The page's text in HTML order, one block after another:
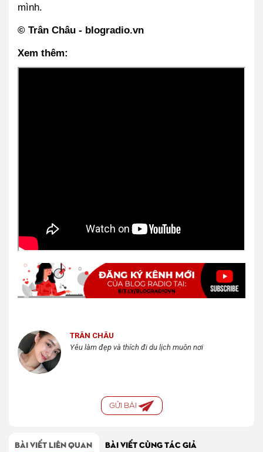
mình.
© Trân Châu - blogradio.vn
Xem thêm:
TRÂN CHÂU
Yêu làm đẹp và thích đi du lịch muôn nơi
GỬI BÀI
BÀI VIẾT LIÊN QUAN BÀI VIẾT CÙNG TÁC GIẢ